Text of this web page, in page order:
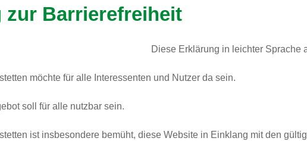
zur Barrierefreiheit
Diese Erklärung in leichter Sprache
möchte für alle Interessenten und Nutzer da sein.
soll für alle nutzbar sein.
ist insbesondere bemüht, diese Website in Einklang mit den